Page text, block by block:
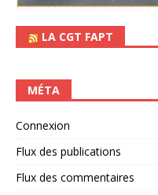
LA CGT FAPT
MÉTA
Connexion
Flux des publications
Flux des commentaires